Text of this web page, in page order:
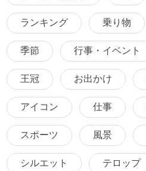
ランキング 乗り物
季節 行事・イベント
王冠 お出かけ
アイコン 仕事
スポーツ 風景
シルエット テロップ